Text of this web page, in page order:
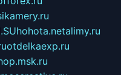
hohota.netalimy.ru
otdelkaexp.ru